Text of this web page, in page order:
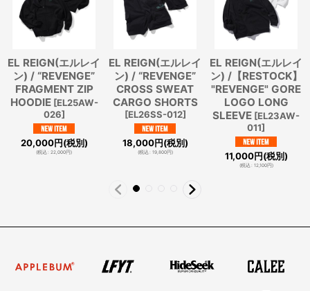
EL REIGN(エルレイ
ン) / “REVENGE”
FRAGMENT ZIP
HOODIE [EL25AW-
026]
20,000円(税別)
(税込: 22,000円)
EL REIGN(エルレイ
ン) / “REVENGE”
CROSS SWEAT
CARGO SHORTS
[EL26SS-012]
18,000円(税別)
(税込: 19,800円)
EL REIGN(エルレイ
ン) /【RESTOCK】
"REVENGE" GORE
LOGO LONG
SLEEVE [EL23AW-
011]
11,000円(税別)
(税込: 12,100円)